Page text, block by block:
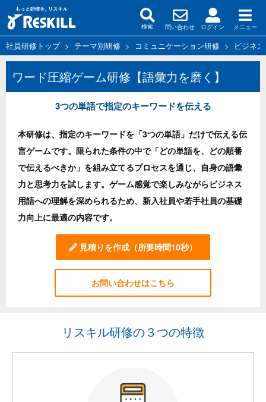
検索 問い合わせ ログイン メニュー
社員研修トップ> テーマ別研修 > コミュニケーション研修 > ビジネ
ワード圧縮ゲーム研修【語彙力を磨く】
3つの単語で指定のキーワードを伝える
本研修は、指定のキーワードを「3つの単語」だけで伝える伝
言ゲームです。限られた条件の中で「どの単語を、どの順番
で伝えるべきか」を組み立てるプロセスを通じ、自身の語彙
力と思考力を試します。ゲーム感覚で楽しみながらビジネス
用語への理解を深められるため、新入社員や若手社員の基礎
力向上に最適の内容です。
見積りを作成 （所要時間10秒）
お問い合わせはこちら
リスキル研修の３つの特徴